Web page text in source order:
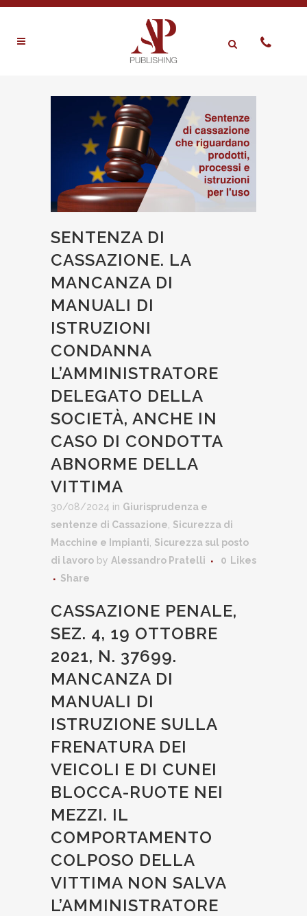
SENTENZA DI
CASSAZIONE. LA
MANCANZA DI
MANUALI DI
ISTRUZIONI
CONDANNA
L’AMMINISTRATORE
DELEGATO DELLA
SOCIETÀ, ANCHE IN
CASO DI CONDOTTA
ABNORME DELLA
VITTIMA
30/08/2024 in Giurisprudenza e
sentenze di Cassazione Sicurezza di
Macchine e Impianti Sicurezza sul posto
di lavoro by Alessandro Pratelli 0 Likes
Share
CASSAZIONE PENALE,
SEZ. 4, 19 OTTOBRE
2021, N. 37699.
MANCANZA DI
MANUALI DI
ISTRUZIONE SULLA
FRENATURA DEI
VEICOLI E DI CUNEI
BLOCCA-RUOTE NEI
MEZZI. IL
COMPORTAMENTO
COLPOSO DELLA
VITTIMA NON SALVA
L’AMMINISTRATORE